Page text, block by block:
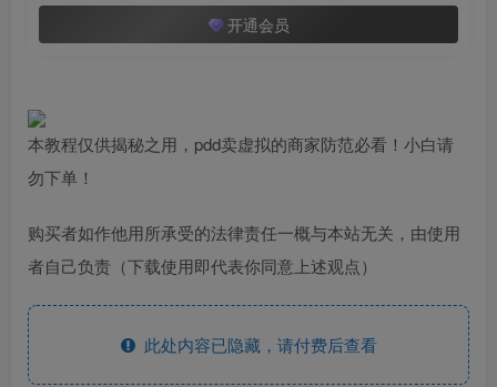
开通会员
本教程仅供揭秘之用，pdd卖虚拟的商家防范必看！小白请
勿下单！
购买者如作他用所承受的法律责任一概与本站无关，由使用
者自己负责（下载使用即代表你同意上述观点）
此处内容已隐藏，请付费后查看